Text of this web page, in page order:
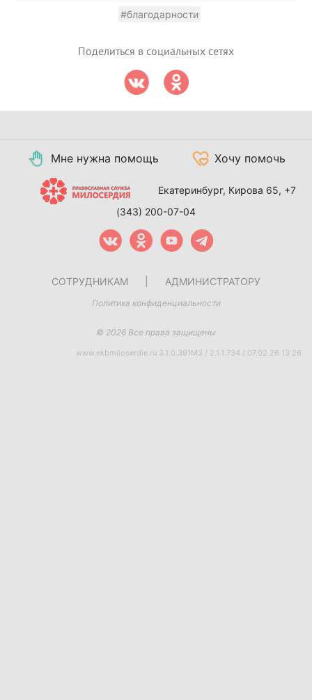
#благодарности
Поделиться в социальных сетях
Мне нужна помощь Хочу помочь
Екатеринбург, Кирова 65, +7
(343) 200-07-04
СОТРУДНИКАМ АДМИНИСТРАТОРУ
Политика конфиденциальности
© 2026 Все права защищены
www.ekbmiloserdie.ru 3.1.0.391M3 / 2.1.1.734 / 07.02.26 13:26